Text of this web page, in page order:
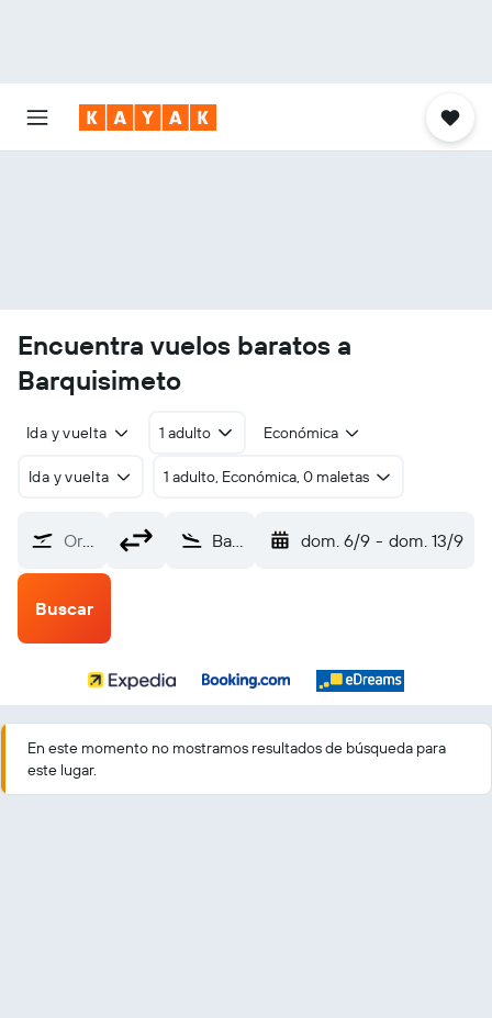
Encuentra vuelos baratos a
Barquisimeto
Ida y vuelta 1 adulto Económica
Ida y vuelta 1 adulto, Económica, 0 maletas
Origen Barquisimeto (BRM) dom. 6/9 - dom. 13/9
Buscar
En este momento no mostramos resultados de búsqueda para
este lugar.